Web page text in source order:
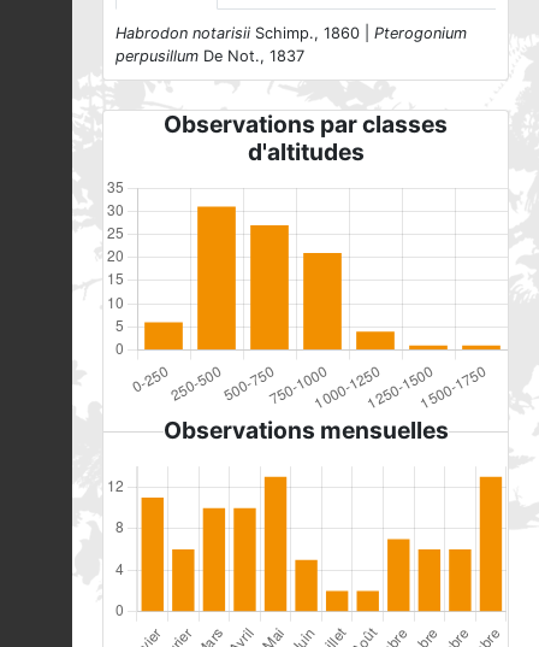
Habrodon notarisii Schimp., 1860 | Pterogonium
perpusillum De Not., 1837
Observations par classes
d'altitudes
Observations mensuelles